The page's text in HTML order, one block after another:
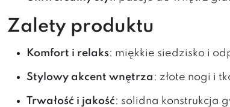
Zalety produktu
Komfort i relaks: miękkie siedzisko i
Stylowy akcent wnętrza : złote nogi i
Trwałość i jakość: solidna konstrukcja